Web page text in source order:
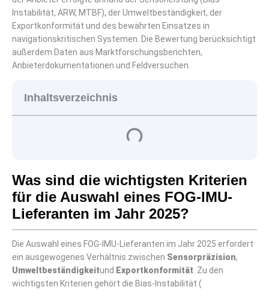
Instabilität, ARW, MTBF), der Umweltbeständigkeit, der
Exportkonformität und des bewährten Einsatzes in
navigationskritischen Systemen. Die Bewertung berücksichtigt
außerdem Daten aus Marktforschungsberichten,
Anbieterdokumentationen und Feldversuchen.
Inhaltsverzeichnis
Was sind die wichtigsten Kriterien
für die Auswahl eines FOG-IMU-
Lieferanten im Jahr 2025?
Die Auswahl eines FOG-IMU-Lieferanten im Jahr 2025 erfordert
ein ausgewogenes Verhältnis zwischen Sensorpräzision,
Umweltbeständigkeitund Exportkonformität . Zu den
wichtigsten Kriterien gehört die Bias-Instabilität (